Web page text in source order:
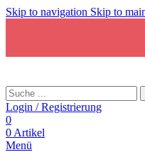
Skip to navigation Skip to
Login / Registrierung
0
0 Artikel
Menü